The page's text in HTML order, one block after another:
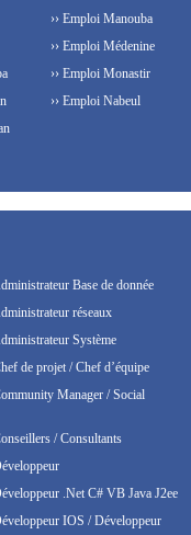
›› Emploi Manouba
›› Emploi Médenine
›› Emploi Monastir
›› Emploi Nabeul
Base de donnée
réseaux
Système
de projet / Chef d’équipe
Manager / Social
/ Consultants
.Net C# VB Java J2ee
IOS / Développeur